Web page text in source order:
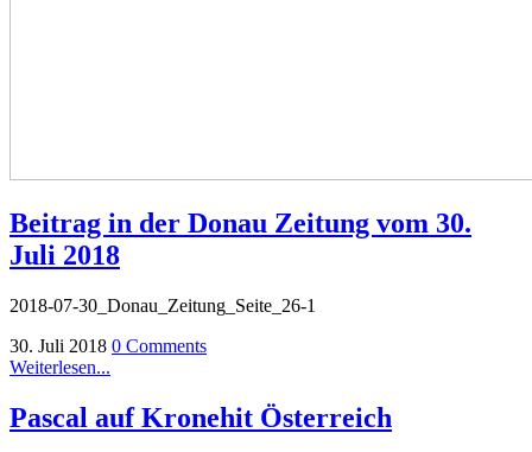
Beitrag in der Donau Zeitung vom 30.
Juli 2018
2018-07-30_Donau_Zeitung_Seite_26-1
30. Juli 2018 0 Comments
Weiterlesen...
Pascal auf Kronehit Österreich